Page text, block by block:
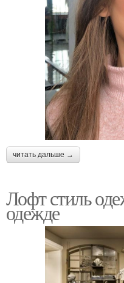
читать дальше →
Лофт стиль
одежде